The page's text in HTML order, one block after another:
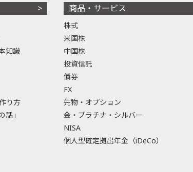
知識
り方
」
商品・サービス
株式
米国株
中国株
投資信託
債券
FX
先物・オプション
金・プラチナ・シルバー
NISA
個人型確定拠出年金（iDeCo）